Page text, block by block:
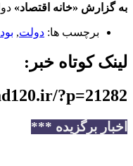
به گزارش «خانه اقتصاد» دولت برای سال
برچسب ها: دولت,
لینک کوتاه خبر:
?p=21282
اخبار برگزیده ***